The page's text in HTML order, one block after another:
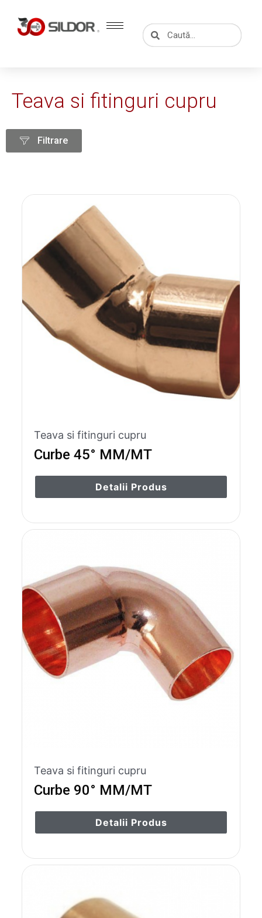
content
CautăCaută
Teava si fitinguri cupru
Filtrare
Teava si fitinguri cupru
Curbe 45° MM/MT
Detalii Produs
Teava si fitinguri cupru
Curbe 90° MM/MT
Detalii Produs